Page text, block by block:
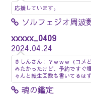
応援しています。
ソルフェジオ周波
xxxxx_0409
2024.04.24
きしんさん！？ｗｗｗ（コメ
みたかったけど、予約ですぐ
ゃんと転生回数も書いてるは
魂の鑑定